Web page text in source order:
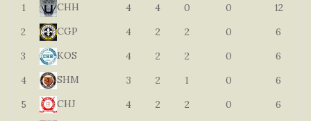
1
CHH 4 4 0 0
12
2
CGP 4 2 2 0
6
3
KOS 4 2 2 0
6
4
SHM 3 2 1 0
6
5
CHJ 4 2 2 0
6